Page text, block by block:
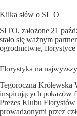
Kilka słów o SITO
SITO, założone 21
stało się ważnym
ogrodnictwie, florystyce
Florystyka na
Tegoroczna Królewska
inspirujących pokazów
Prezes Klubu
prowadzonymi przez